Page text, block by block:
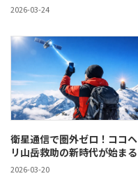
2026-03-24
衛星通信で圏外ゼロ！ココヘ
リ山岳救助の新時代が始まる
2026-03-20